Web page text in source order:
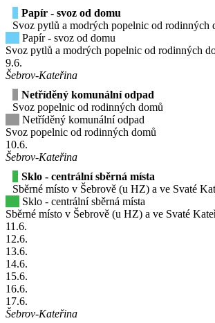
Papír - svoz od domu
Svoz pytlů a modrých popelnic od rodinných
Papír - svoz od domu
Svoz pytlů a modrých popelnic od rodinných
9.6.
Šebrov-Kateřina
Netříděný komunální odpad
Svoz popelnic od rodinných domů
Netříděný komunální odpad
Svoz popelnic od rodinných domů
10.6.
Šebrov-Kateřina
Sklo - centrální sběrná místa
Sběrné místo v Šebrově (u HZ) a ve Svaté
Sklo - centrální sběrná místa
Sběrné místo v Šebrově (u HZ) a ve Svaté
11 .6.
12.6.
13.6.
14.6.
15.6.
16.6.
17.6.
Šebrov-Kateřina